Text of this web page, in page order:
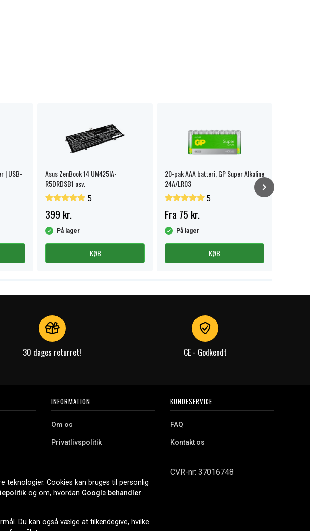
| USB-
Asus ZenBook 14 UM425IA-
R5DRDSB1 osv.
5
399 kr.
På lager
KØB
20-pak AAA batteri, GP Super Alkaline
24A/LR03
5
Fra 75 kr.
På lager
KØB
30 dages returret! CE - Godkendt
INFORMATION
Om os
Privatlivspolitik
Cookies
KUNDESERVICE
FAQ
Kontakt os
CVR-nr: 37016748
teknologier. Cookies kan bruges til personlig
og om, hvordan Google behandler
Du kan også vælge at tilkendegive, hvilke